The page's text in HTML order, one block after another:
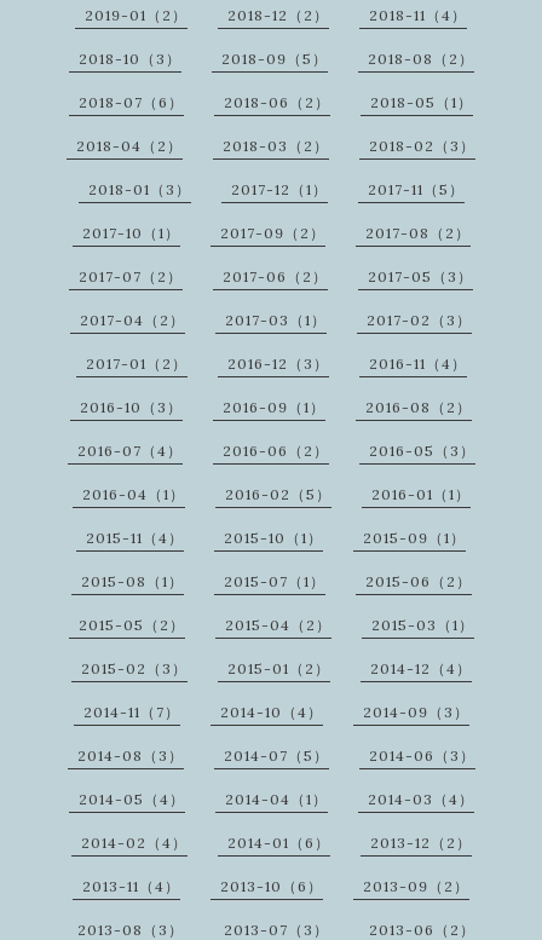
2019-01（2） 2018-12（2） 2018-11（4）
2018-10（3） 2018-09（5） 2018-08（2）
2018-07（6） 2018-06（2） 2018-05（1）
2018-04（2） 2018-03（2） 2018-02（3）
2018-01（3） 2017-12（1） 2017-11（5）
2017-10（1） 2017-09（2） 2017-08（2）
2017-07（2） 2017-06（2） 2017-05（3）
2017-04（2） 2017-03（1） 2017-02（3）
2017-01（2） 2016-12（3） 2016-11（4）
2016-10（3） 2016-09（1） 2016-08（2）
2016-07（4） 2016-06（2） 2016-05（3）
2016-04（1） 2016-02（5） 2016-01（1）
2015-11（4） 2015-10（1） 2015-09（1）
2015-08（1） 2015-07（1） 2015-06（2）
2015-05（2） 2015-04（2） 2015-03（1）
2015-02（3） 2015-01（2） 2014-12（4）
2014-11（7） 2014-10（4） 2014-09（3）
2014-08（3） 2014-07（5） 2014-06（3）
2014-05（4） 2014-04（1） 2014-03（4）
2014-02（4） 2014-01（6） 2013-12（2）
2013-11（4） 2013-10（6） 2013-09（2）
2013-08（3） 2013-07（3） 2013-06（2）